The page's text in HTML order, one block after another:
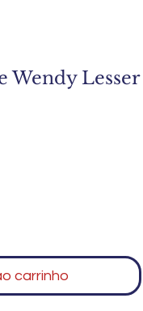
Wendy Lesser
carrinho